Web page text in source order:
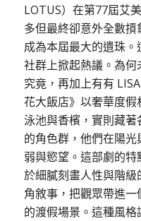
LOTUS）在第77屆艾
多但最終卻意外全數摃
成為本屆最大的遺珠
社群上掀起熱議。為
究竟，再加上有有
花大飯店》以奢華度假
泳池與香檳，實則藏
的角色群，他們在陽
弱與慾望。這部劇的
於細膩刻畫人性與階
角敘事，把觀眾帶進一
的渡假場景。這種風